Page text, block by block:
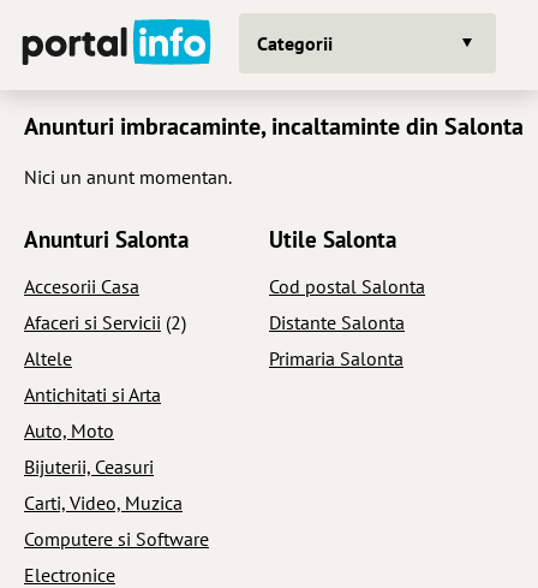
Categorii
Anunturi imbracaminte, incaltaminte din Salonta
Nici un anunt momentan.
Anunturi Salonta
Accesorii Casa
Afaceri si Servicii (2)
Altele
Antichitati si Arta
Auto, Moto
Bijuterii, Ceasuri
Carti, Video, Muzica
Computere si Software
Electronice
Utile Salonta
Cod postal Salonta
Distante Salonta
Primaria Salonta